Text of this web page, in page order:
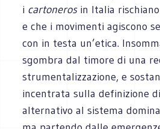
i cartonerosin Italia
e che i movimenti agiscono
con in testa un’etica.
sgombra dal timore di una
strumentalizzazione, e
incentrata sulla definizione
alternativo al sistema